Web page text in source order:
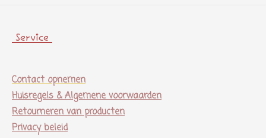
Service
Contact opnemen
Huisregels & Algemene voorwaarden
Retourneren van producten
Privacy beleid